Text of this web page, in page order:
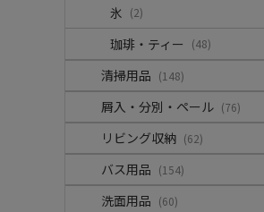
氷 (2)
珈琲・ティー (48)
清掃用品 (148)
屑入・分別・ペール (76)
リビング収納 (62)
バス用品 (154)
洗面用品 (60)